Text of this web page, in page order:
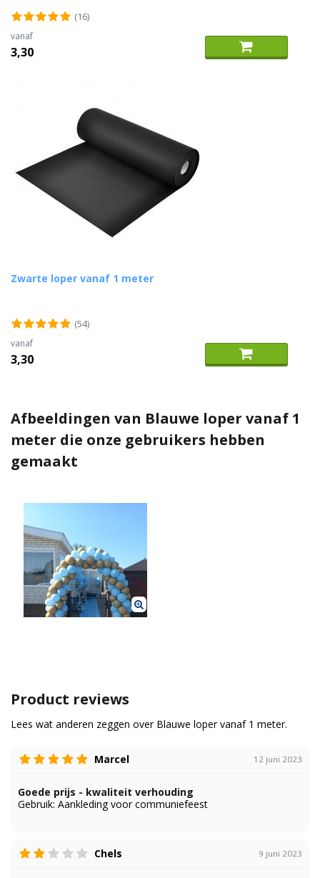
(16)
vanaf
3,30
Zwarte loper vanaf 1 meter
(54)
vanaf
3,30
Afbeeldingen van Blauwe loper vanaf 1
meter die onze gebruikers hebben
gemaakt
Product reviews
Lees wat anderen zeggen over Blauwe loper vanaf 1 meter.
Marcel 12 juni 2023
Goede prijs - kwaliteit verhouding
Gebruik: Aankleding voor communiefeest
Chels 9 juni 2023